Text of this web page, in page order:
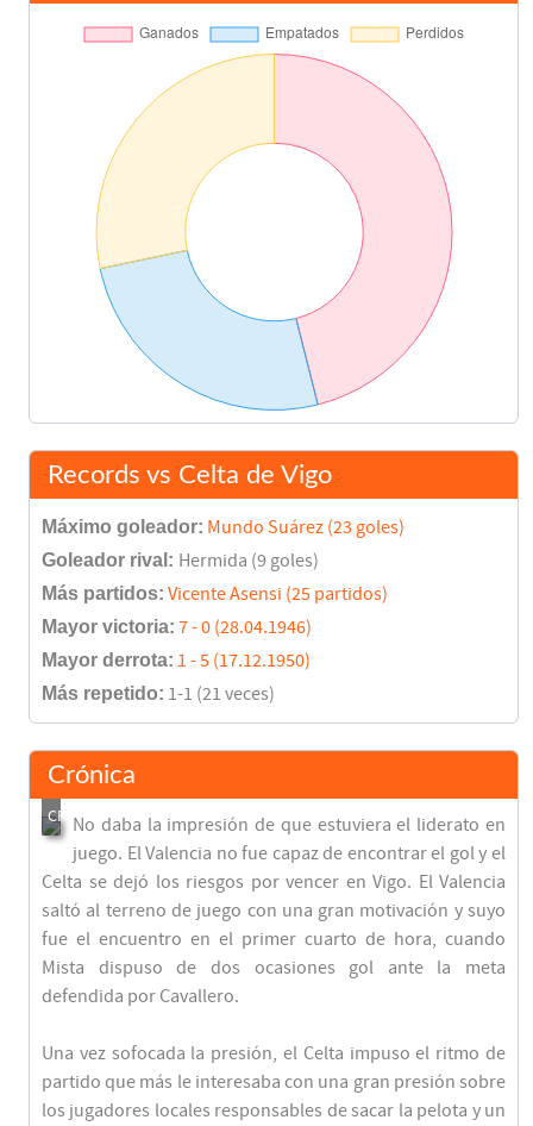
Records vs Celta de Vigo
Máximo goleador: Mundo Suárez (23 goles)
Goleador rival: Hermida (9 goles)
Más partidos: Vicente Asensi (25 partidos)
Mayor victoria: 7 - 0 (28.04.1946)
Mayor derrota: 1 - 5 (17.12.1950)
Más repetido: 1-1 (21 veces)
Crónica
No daba la impresión de que estuviera el liderato en
juego. El Valencia no fue capaz de encontrar el gol y el
Celta se dejó los riesgos por vencer en Vigo. El Valencia
saltó al terreno de juego con una gran motivación y suyo
fue el encuentro en el primer cuarto de hora, cuando
Mista dispuso de dos ocasiones gol ante la meta
defendida por Cavallero.
Una vez sofocada la presión, el Celta impuso el ritmo de
partido que más le interesaba con una gran presión sobre
los jugadores locales responsables de sacar la pelota y un